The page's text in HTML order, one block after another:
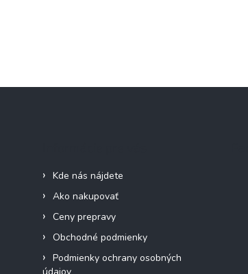
Kde nás nájdete
Ako nakupovať
Ceny prepravy
Obchodné podmienky
Podmienky ochrany osobných